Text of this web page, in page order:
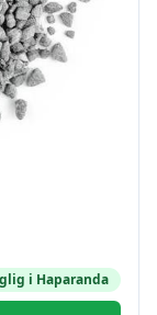
i Haparanda